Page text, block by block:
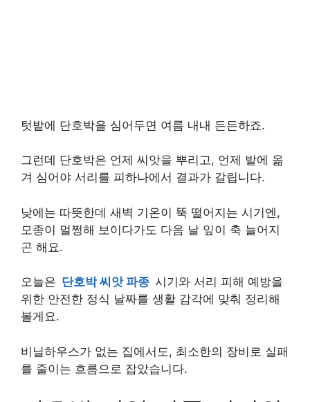
텃밭에 단호박을 심어두면 여름 내내 든든하죠.
그런데 단호박은 언제 씨앗을 뿌리고, 언제 밭에 옮
겨 심어야 서리를 피하나에서 결과가 갈립니다.
낮에는 따뜻한데 새벽 기온이 뚝 떨어지는 시기엔,
모종이 멀쩡해 보이다가도 다음 날 잎이 축 늘어지
곤 해요.
오늘은 단호박 씨앗 파종 시기와 서리 피해 예방을
위한 안전한 정식 날짜를 생활 감각에 맞춰 정리해
볼게요.
비닐하우스가 없는 집에서도, 최소한의 장비로 실패
를 줄이는 흐름으로 잡았습니다.